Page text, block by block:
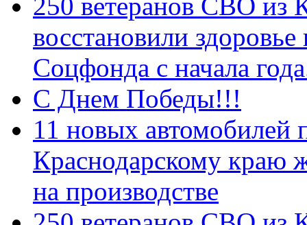
250 ветеранов СВО из
восстановили
Соцфонда с начала
С Днем Победы!!!
11 новых автомобилей
Краснодарскому краю
на производстве